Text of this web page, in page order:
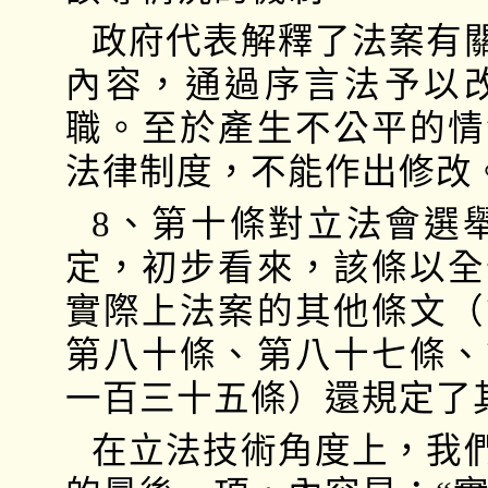
政府代表解釋了法案有
內容，通過序言法予以
職。至於產生不公平的
法律制度，不能作出修改
8、第十條對立法會選
定，初步看來，該條以
實際上法案的其他條文
第八十條、第八十七條
一百三十五條）還規定了
在立法技術角度上，我